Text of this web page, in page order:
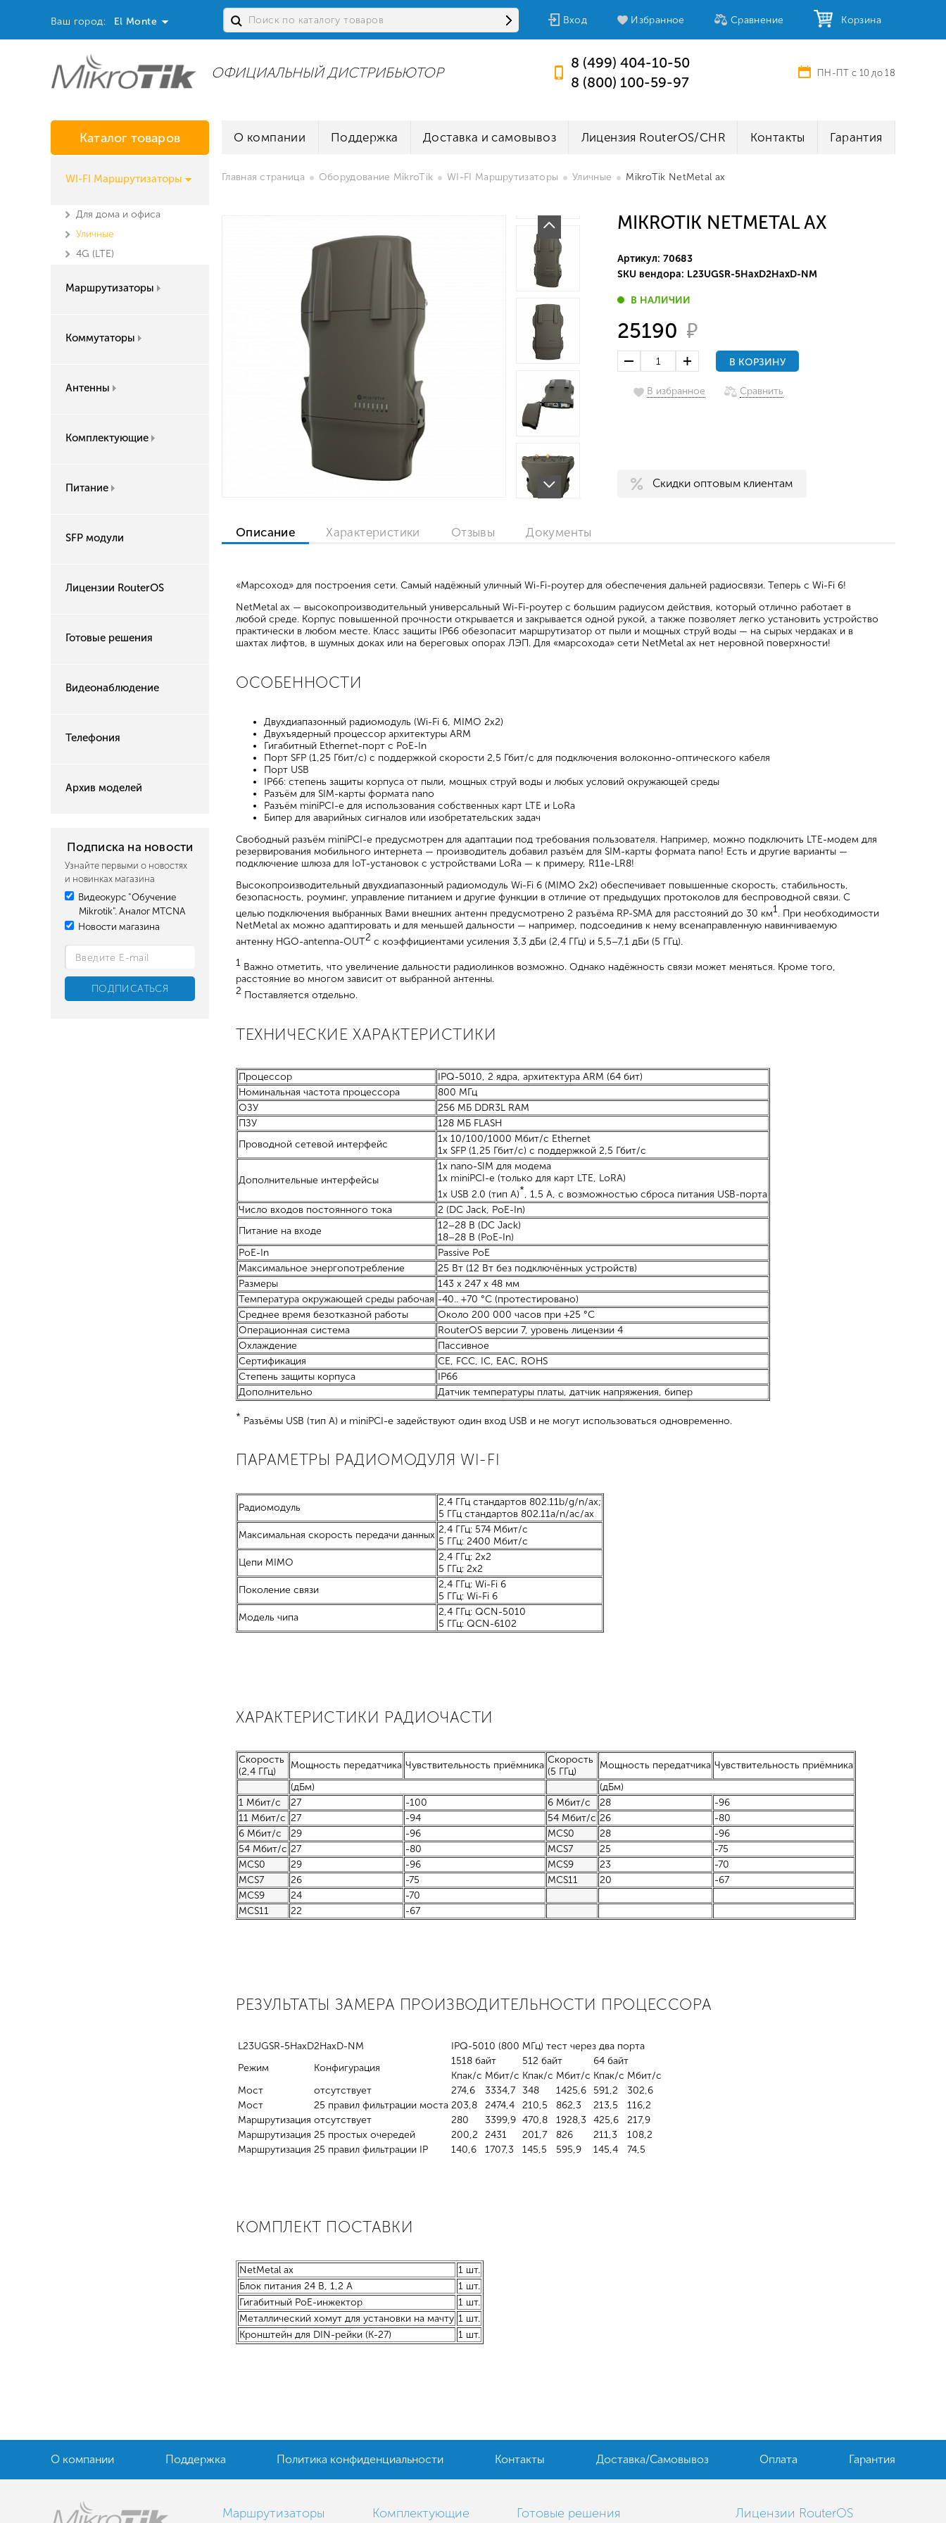
Ваш город: El Monte Вход Избранное Сравнение Корзина
ОФИЦИАЛЬНЫЙ ДИСТРИБЬЮТОР
8 (499) 404-10-50
8 (800) 100-59-97
ПН-ПТ с 10 до 18
Каталог товаров
WI-FI Маршрутизаторы
Для дома и офиса
Уличные
4G (LTE)
Маршрутизаторы
Коммутаторы
Антенны
Комплектующие
Питание
SFP модули
Лицензии RouterOS
Готовые решения
Видеонаблюдение
Телефония
Архив моделей
Подписка на новости
Узнайте первыми о новостях
и новинках магазина
Видеокурс "Обучение
Mikrotik". Аналог MTCNA
Новости магазина
О компании Поддержка Доставка и самовывоз Лицензия RouterOS/CHR Контакты Гарантия
Главная страница Оборудование MikroTik WI-FI Маршрутизаторы Уличные MikroTik NetMetal ax
MIKROTIK NETMETAL AX
Артикул: 70683
SKU вендора: L23UGSR-5HaxD2HaxD-NM
В НАЛИЧИИ
25190 ₽
В КОРЗИНУ
В избранное Сравнить
Скидки оптовым клиентам
Описание Характеристики Отзывы Документы
«Марсоход» для построения сети. Самый надёжный уличный Wi-Fi-роутер для обеспечения дальней радиосвязи. Теперь с Wi-Fi 6!
NetMetal ax — высокопроизводительный универсальный Wi-Fi-роутер с большим радиусом действия, который отлично работает в
любой среде. Корпус повышенной прочности открывается и закрывается одной рукой, а также позволяет легко установить устройство
практически в любом месте. Класс защиты IP66 обезопасит маршрутизатор от пыли и мощных струй воды — на сырых чердаках и в
шахтах лифтов, в шумных доках или на береговых опорах ЛЭП. Для «марсохода» сети NetMetal ax нет неровной поверхности!
ОСОБЕННОСТИ
Двухдиапазонный радиомодуль (Wi-Fi 6, MIMO 2x2)
Двухъядерный процессор архитектуры ARM
Гигабитный Ethernet-порт с PoE-In
Порт SFP (1,25 Гбит/с) с поддержкой скорости 2,5 Гбит/с для подключения волоконно-оптического кабеля
Порт USB
IP66: степень защиты корпуса от пыли, мощных струй воды и любых условий окружающей среды
Разъём для SIM-карты формата nano
Разъём miniPCI-e для использования собственных карт LTE и LoRa
Бипер для аварийных сигналов или изобретательских задач
Свободный разъём miniPCI-e предусмотрен для адаптации под требования пользователя. Например, можно подключить LTE-модем для
резервирования мобильного интернета — производитель добавил разъём для SIM-карты формата nano! Есть и другие варианты —
подключение шлюза для IoT-установок с устройствами LoRa — к примеру, R11e-LR8!
Высокопроизводительный двухдиапазонный радиомодуль Wi-Fi 6 (MIMO 2x2) обеспечивает повышенные скорость, стабильность,
безопасность, роуминг, управление питанием и другие функции в отличие от предыдущих протоколов для беспроводной связи. С
целью подключения выбранных Вами внешних антенн предусмотрено 2 разъёма RP-SMA для расстояний до 30 км1. При необходимости
NetMetal ax можно адаптировать и для меньшей дальности — например, подсоединив к нему всенаправленную навинчиваемую
антенну HGO-antenna-OUT2 с коэффициентами усиления 3,3 дБи (2,4 ГГц) и 5,5–7,1 дБи (5 ГГц).
1 Важно отметить, что увеличение дальности радиолинков возможно. Однако надёжность связи может меняться. Кроме того,
расстояние во многом зависит от выбранной антенны.
2 Поставляется отдельно.
ТЕХНИЧЕСКИЕ ХАРАКТЕРИСТИКИ
Процессор
IPQ-5010, 2 ядра, архитектура ARM (64 бит)
Номинальная частота процессора
800 МГц
ОЗУ
256 МБ DDR3L RAM
ПЗУ
128 МБ FLASH
Проводной сетевой интерфейс
1х 10/100/1000 Мбит/с Ethernet
1х SFP (1,25 Гбит/с) с поддержкой 2,5 Гбит/с
Дополнительные интерфейсы
1x nano-SIM для модема
1x miniPCI-e (только для карт LTE, LoRA)
1x USB 2.0 (тип А)* , 1,5 A, с возможностью сброса питания USB-порта
Число входов постоянного тока
2 (DC Jack, PoE-In)
Питание на входе
12–28 В (DC Jack)
18–28 В (PoE-In)
PoE-In
Passive PoE
Максимальное энергопотребление
25 Вт (12 Вт без подключённых устройств)
Размеры
143 x 247 x 48 мм
Температура окружающей среды рабочая -40.. +70 °C (протестировано)
Среднее время безотказной работы
Около 200 000 часов при +25 °C
Операционная система
RouterOS версии 7, уровень лицензии 4
Охлаждение
Пассивное
Сертификация
CE, FCC, IC, EAC, ROHS
Степень защиты корпуса
IP66
Дополнительно
Датчик температуры платы, датчик напряжения, бипер
* Разъёмы USB (тип A) и miniPCI-e задействуют один вход USB и не могут использоваться одновременно.
ПАРАМЕТРЫ РАДИОМОДУЛЯ WI-FI
Радиомодуль
2,4 ГГц стандартов 802.11b/g/n/aх;
5 ГГц стандартов 802.11a/n/ac/ax
Максимальная скорость передачи данных 2,4 ГГц: 574 Мбит/с
5 ГГц: 2400 Мбит/с
Цепи MIMO
2,4 ГГц: 2x2
5 ГГц: 2x2
Поколение связи
2,4 ГГц: Wi-Fi 6
5 ГГц: Wi-Fi 6
Модель чипа
2,4 ГГц: QCN-5010
5 ГГц: QCN-6102
ХАРАКТЕРИСТИКИ РАДИОЧАСТИ
Скорость
(2,4 ГГц)
Мощность передатчика Чувствительность приёмника Скорость
(5 ГГц)
Мощность передатчика Чувствительность приёмника
(дБм)
(дБм)
1 Мбит/с
27 -100 6 Мбит/с 28
-96
11 Мбит/с 27 -94 54 Мбит/с 26
-80
6 Мбит/с
29 -96 MCS0 28
-96
54 Мбит/с 27 -80 MCS7 25
-75
MCS0
29 -96 MCS9 23
-70
MCS7
26 -75 MCS11 20
-67
MCS9
24
-70
MCS11
22 -67
РЕЗУЛЬТАТЫ ЗАМЕРА ПРОИЗВОДИТЕЛЬНОСТИ ПРОЦЕССОРА
L23UGSR-5HaxD2HaxD-NM
IPQ-5010 (800 МГц) тест через два порта
Режим
Конфигурация
1518 байт 512 байт
64 байт
Кпак/с Мбит/с Кпак/с Мбит/с Кпак/с Мбит/с
Мост
отсутствует 274,6 3334,7 348 1425,6 591,2
302,6
Мост
25 правил фильтрации моста 203,8 2474,4 210,5 862,3 213,5
116,2
Маршрутизация отсутствует 280 3399,9 470,8 1928,3 425,6
217,9
Маршрутизация 25 простых очередей 200,2 2431 201,7 826 211,3
108,2
Маршрутизация 25 правил фильтрации IP 140,6 1707,3 145,5 595,9 145,4 74,5
КОМПЛЕКТ ПОСТАВКИ
NetMetal ax
1 шт.
Блок питания 24 В, 1,2 А
1 шт.
Гигабитный PoE-инжектор
1 шт.
Металлический хомут для установки на мачту 1 шт.
Кронштейн для DIN-рейки (K-27)
1 шт.
О компании Поддержка Политика конфиденциальности Контакты Доставка/Самовывоз Оплата Гарантия
Маршрутизаторы Комплектующие Готовые решения Лицензии RouterOS